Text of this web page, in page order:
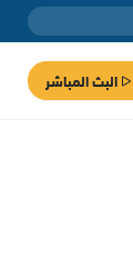
البث المباشر